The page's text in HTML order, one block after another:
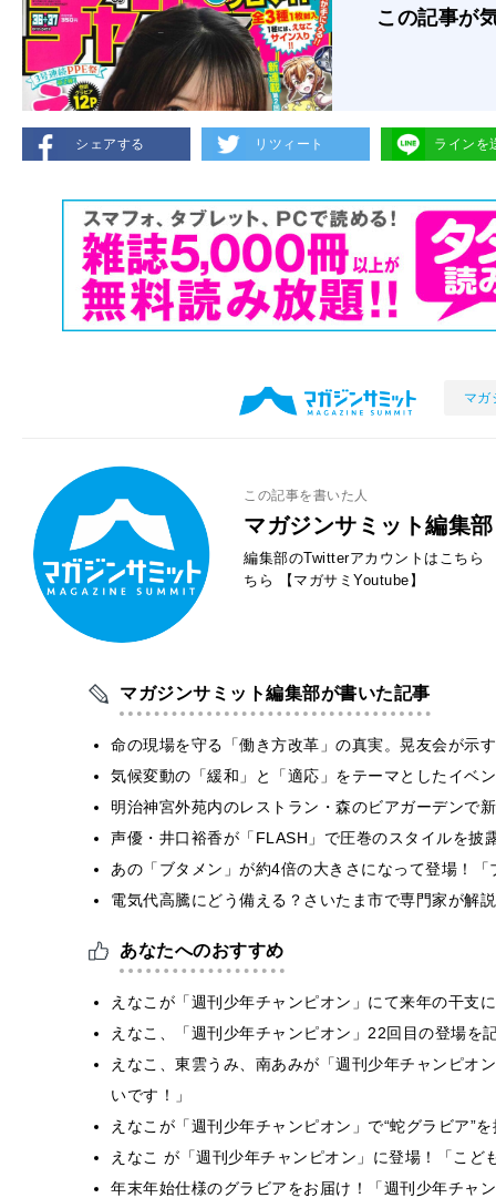
この記事が
シェアする リツィート ラインを
マガ
この記事を書いた人
マガジンサミット編集部
編集部のTwitterアカウントはこちら
ちら
【マガサミYoutube】
マガジンサミット編集部が書いた記事
命の現場を守る「働き方改革」の真実。晃友会が示
気候変動の「緩和」と「適応」をテーマとしたイベ
明治神宮外苑内のレストラン・森のビアガーデンで
声優・井口裕香が「FLASH」で圧巻のスタイルを
あの「ブタメン」が約4倍の大きさになって登場！
電気代高騰にどう備える？さいたま市で専門家が解
あなたへのおすすめ
えなこが「週刊少年チャンピオン」にて来年の干支
えなこ、「週刊少年チャンピオン」22回目の登場を
えなこ、東雲うみ、南あみが「週刊少年チャンピオ
いです！」
えなこが「週刊少年チャンピオン」で“蛇グラビア”
えなこ が「週刊少年チャンピオン」に登場！「こど
年末年始仕様のグラビアをお届け！「週刊少年チャ